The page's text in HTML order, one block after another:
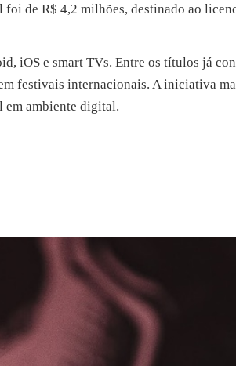
de R$ 4,2 milhões, destinado ao
iOS e smart TVs. Entre os títulos já
festivais internacionais. A iniciativa
ambiente digital.